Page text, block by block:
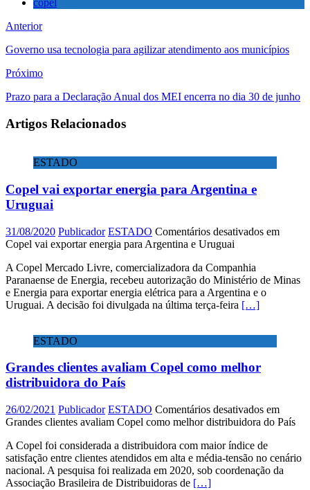
Anterior
Governo usa tecnologia para agilizar atendimento aos municípios
Próximo
Prazo para a Declaração Anual dos MEI encerra no dia 30 de junho
Artigos Relacionados
ESTADO
Copel vai exportar energia para Argentina e
Uruguai
31/08/2020 Publicador ESTADO Comentários desativados em
Copel vai exportar energia para Argentina e Uruguai
A Copel Mercado Livre, comercializadora da Companhia
Paranaense de Energia, recebeu autorização do Ministério de Minas
e Energia para exportar energia elétrica para a Argentina e o
Uruguai. A decisão foi divulgada na última terça-feira […]
ESTADO
Grandes clientes avaliam Copel como melhor
distribuidora do País
26/02/2021 Publicador ESTADO Comentários desativados em
Grandes clientes avaliam Copel como melhor distribuidora do País
A Copel foi considerada a distribuidora com maior índice de
satisfação entre clientes atendidos em alta e média-tensão no cenário
nacional. A pesquisa foi realizada em 2020, sob coordenação da
Associação Brasileira de Distribuidoras de […]